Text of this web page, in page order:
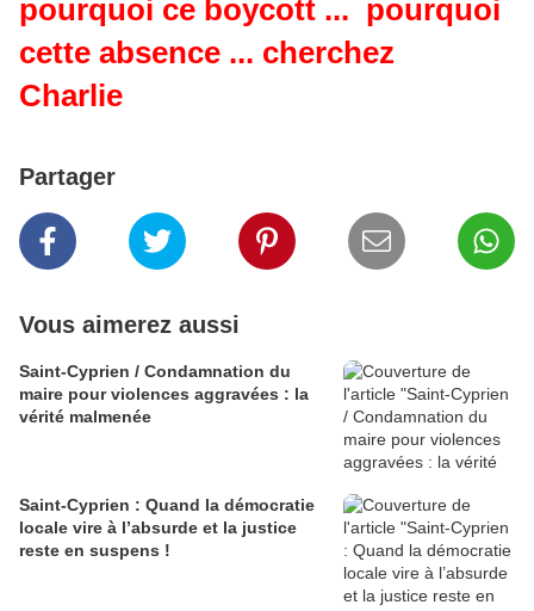
pourquoi ce boycott ... pourquoi
cette absence ... cherchez
Charlie
Partager
Vous aimerez aussi
Saint-Cyprien / Condamnation du
maire pour violences aggravées : la
vérité malmenée
Saint-Cyprien : Quand la démocratie
locale vire à l’absurde et la justice
reste en suspens !